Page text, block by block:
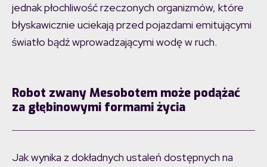
jednak płochliwość rzeczonych organizmów, które
błyskawicznie uciekają przed pojazdami emitującymi
światło bądź wprowadzającymi wodę w ruch.
Robot zwany Mesobotem może podążać
za głębinowymi formami życia
Jak wynika z dokładnych ustaleń dostępnych na